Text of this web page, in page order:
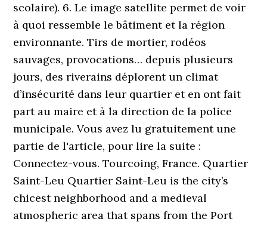
scolaire). 6. Le image satellite permet de voir
à quoi ressemble le bâtiment et la région
environnante. Tirs de mortier, rodéos
sauvages, provocations… depuis plusieurs
jours, des riverains déplorent un climat
d’insécurité dans leur quartier et en ont fait
part au maire et à la direction de la police
municipale. Vous avez lu gratuitement une
partie de l'article, pour lire la suite :
Connectez-vous. Tourcoing, France. Quartier
Saint-Leu Quartier Saint-Leu is the city’s
chicest neighborhood and a medieval
atmospheric area that spans from the Port